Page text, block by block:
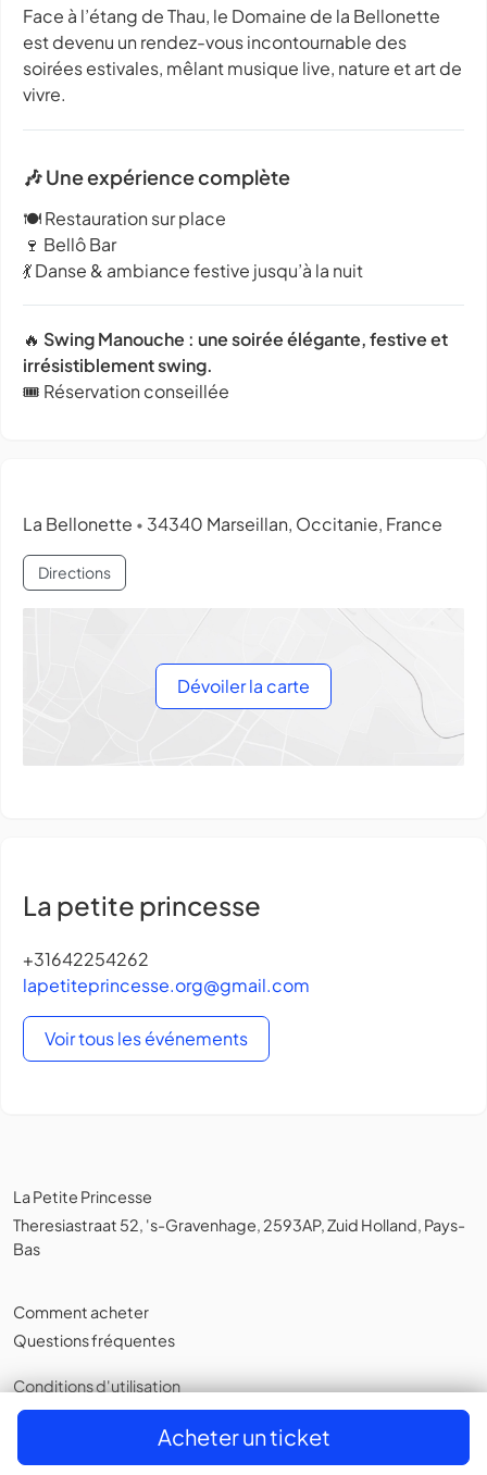
Acheter un ticket
Face à l’étang de Thau, le Domaine de la Bellonette
est devenu un rendez-vous incontournable des
soirées estivales, mêlant musique live, nature et art de
vivre.
🎶 Une expérience complète
🍽️ Restauration sur place
🍷 Bellô Bar
💃 Danse & ambiance festive jusqu’à la nuit
🔥 Swing Manouche : une soirée élégante, festive et
irrésistiblement swing.
🎟️ Réservation conseillée
La Bellonette • 34340 Marseillan, Occitanie, France
Directions
Dévoiler la carte
La petite princesse
+31642254262
lapetiteprincesse.org@gmail.com
Voir tous les événements
La Petite Princesse
Theresiastraat 52, 's-Gravenhage, 2593AP, Zuid Holland, Pays-
Bas
Comment acheter
Questions fréquentes
Conditions d'utilisation
Politique de confidentialité,Cookies